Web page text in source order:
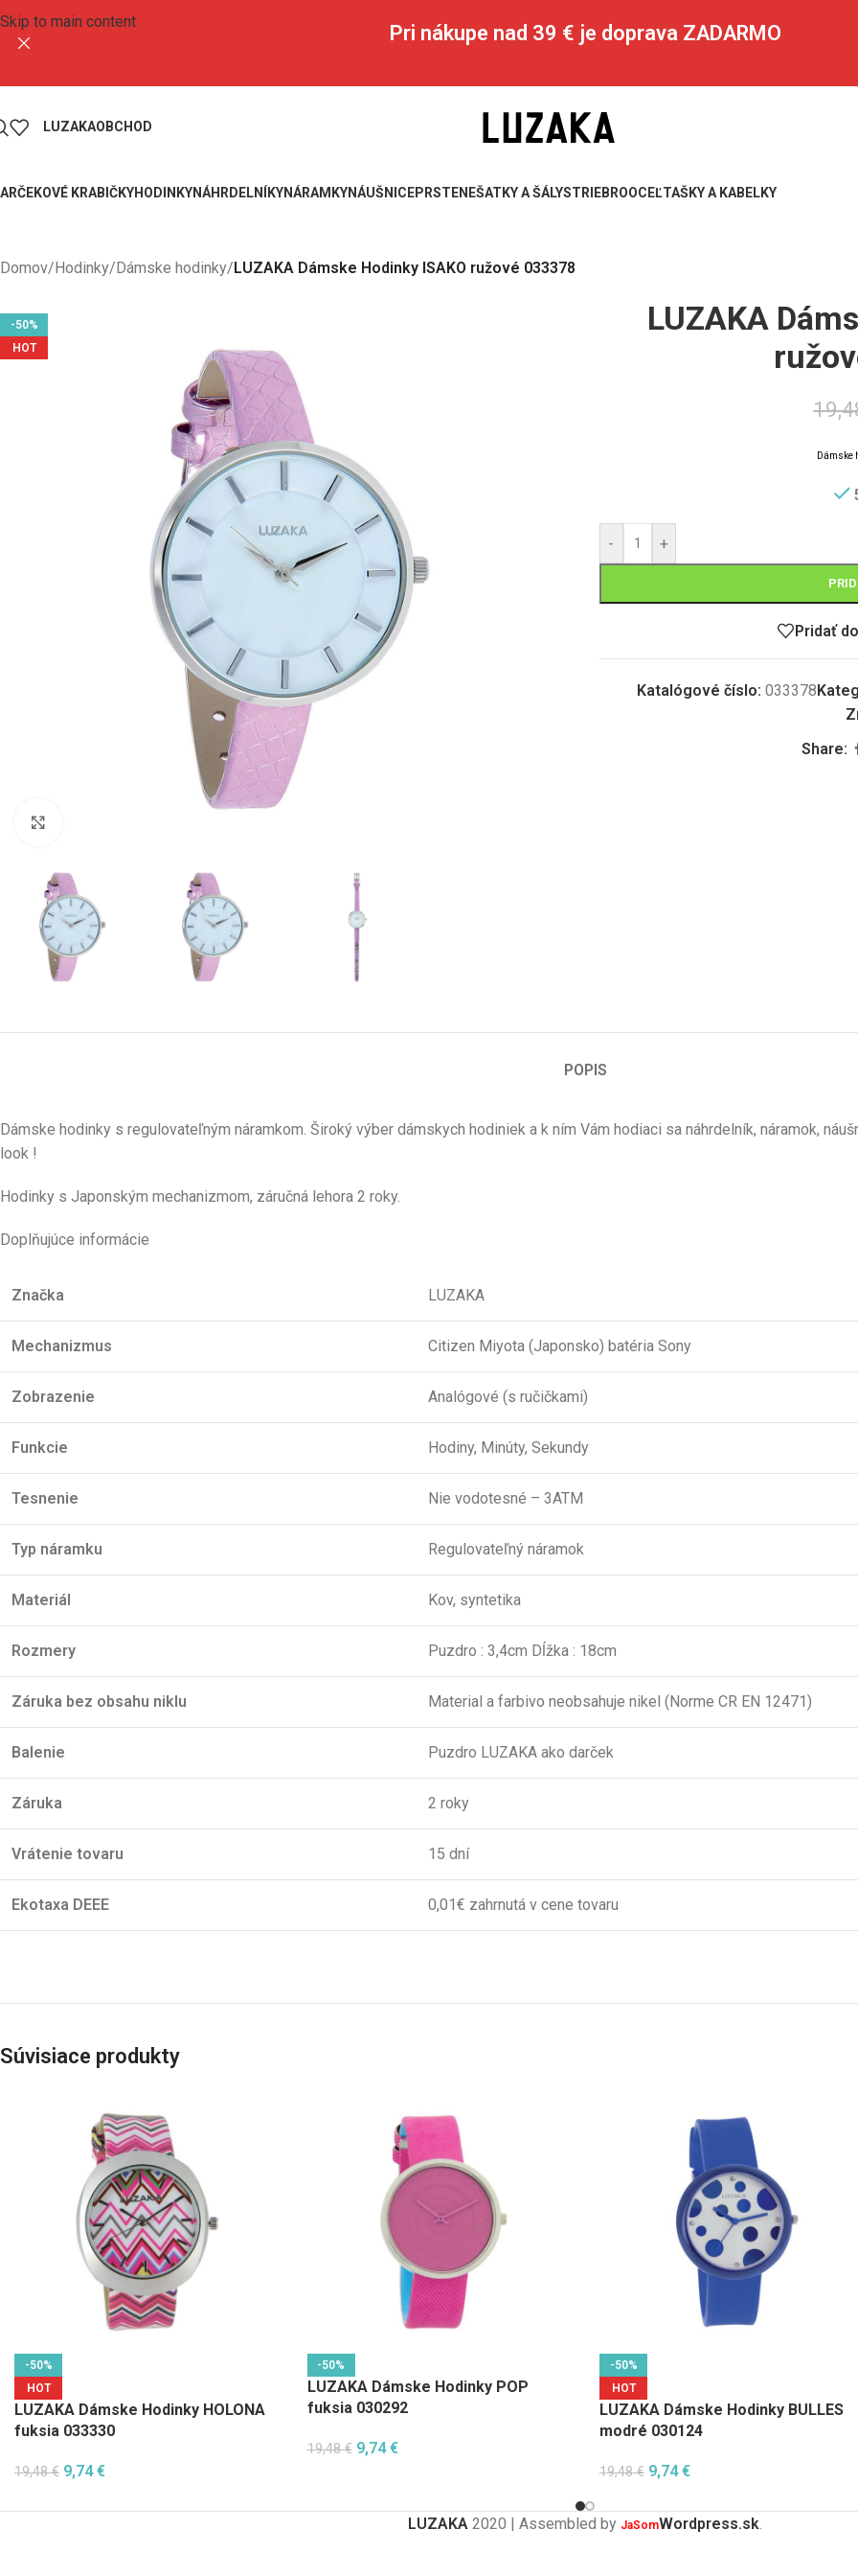
Skip to main content Pri nákupe nad 39 € je doprava ZADARMO
LUZAKAOBCHOD
KRABIČKYHODINKYNÁHRDELNÍKYNÁRAMKYNÁUŠNICEPRSTENEŠATKY A ŠÁLYSTRIEBROOCEĽTAŠKY A KABELKY
Domov/Hodinky/Dámske hodinky/LUZAKA Dámske Hodinky ISAKO ružové 033378
-50%
HOT
LUZAKA
Dámske
- +
Pridať
Katalógové číslo:033378
Share:
POPIS
Dámske hodinky s regulovateľným náramkom. Široký výber dámskych hodiniek a k ním Vám hodiaci sa náhrdelník, náramok,
look !
Hodinky s Japonským mechanizmom, záručná lehora 2 roky.
Doplňujúce informácie
Značka LUZAKA
Mechanizmus Citizen Miyota (Japonsko) batéria Sony
Zobrazenie Analógové (s ručičkami)
Funkcie Hodiny, Minúty, Sekundy
Tesnenie Nie vodotesné – 3ATM
Typ náramku Regulovateľný náramok
Materiál Kov, syntetika
Rozmery Puzdro : 3,4cm Dĺžka : 18cm
Záruka bez obsahu niklu Material a farbivo neobsahuje nikel (Norme CR EN 12471)
Balenie Puzdro LUZAKA ako darček
Záruka 2 roky
Vrátenie tovaru 15 dní
Ekotaxa DEEE 0,01€ zahrnutá v cene tovaru
Súvisiace produkty
-50%
HOT
LUZAKA Dámske Hodinky HOLONA
fuksia 033330
19,48€ 9,74€
-50%
LUZAKA Dámske Hodinky POP
fuksia 030292
19,48€ 9,74€
-50%
HOT
LUZAKA Dámske Hodinky BULLES
modré 030124
19,48€ 9,74€
LUZAKA 2020 | Assembled by JaSomWordpress.sk.